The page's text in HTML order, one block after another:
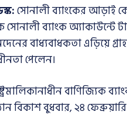
সোনালী ব্যাংকের আড়াই
ব্যাংক অ্যাকাউন্টে
বাধ্যবাধকতা এড়িয়ে
পেলেন।
বাণিজ্যিক
বিকাশ বুধবার, ২৪